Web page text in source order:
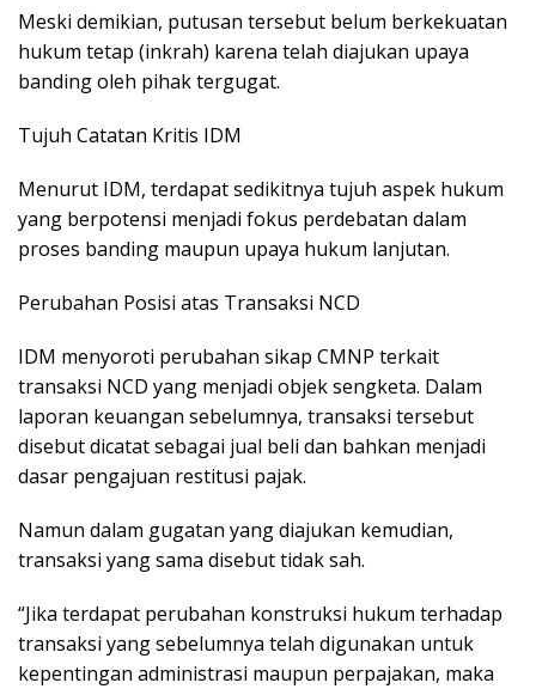
Meski demikian, putusan tersebut belum berkekuatan
hukum tetap (inkrah) karena telah diajukan upaya
banding oleh pihak tergugat.
Tujuh Catatan Kritis IDM
Menurut IDM, terdapat sedikitnya tujuh aspek hukum
yang berpotensi menjadi fokus perdebatan dalam
proses banding maupun upaya hukum lanjutan.
Perubahan Posisi atas Transaksi NCD
IDM menyoroti perubahan sikap CMNP terkait
transaksi NCD yang menjadi objek sengketa. Dalam
laporan keuangan sebelumnya, transaksi tersebut
disebut dicatat sebagai jual beli dan bahkan menjadi
dasar pengajuan restitusi pajak.
Namun dalam gugatan yang diajukan kemudian,
transaksi yang sama disebut tidak sah.
“Jika terdapat perubahan konstruksi hukum terhadap
transaksi yang sebelumnya telah digunakan untuk
kepentingan administrasi maupun perpajakan, maka